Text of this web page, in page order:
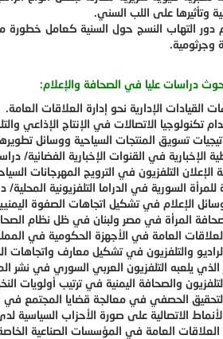
وتأثيرها على اللب السني.
دور التهاب النسج حول السنية كعامل خطورة
وجرثومية.
دراسات عليا في الصحافة والإعلام:
القيادات الإدارية نحو إدارة العلاقات العامة.
تكنولوجيا الاتصالات في الإنتاج الإذاعي
تسويق المنتجات السياحية ووسائل
الإخبارية في القنوات الإخبارية الفضائية/
الإعلان التلفزيون في الترويج المهرجانات
السورية في الدراما التلفزيونية
الإعلام في تشكيل اتجاهات الصفوة
المرأة في مصر ولبنان في ظل نظام
العامة في الأجهزة الحكومية في
والتلفزيون في تشكيل معارف واتجاهات
الذي يلعبه التلفزيون العربي السوري في نشر
والصحافة اليمنية في ترتيب أولويات
الحصفي في معالجة قضايا المجتمع في
الأنماط الاتصالية على صورة الأحزاب السياسية
العلاقات العامة في المؤسسات الصناعية